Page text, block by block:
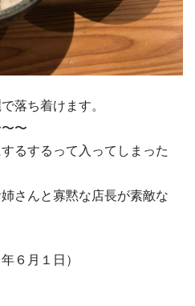
落ち着けます。
〜
るするって入ってしまった
さんと寡黙な店長が素敵な
６月１日）